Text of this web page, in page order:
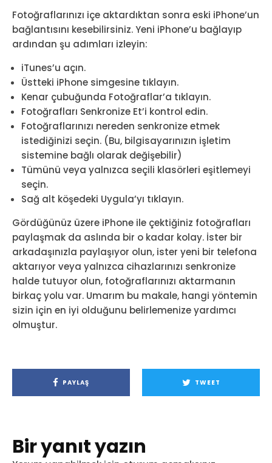
Fotoğraflarınızı içe aktardıktan sonra eski iPhone’un
bağlantısını kesebilirsiniz. Yeni iPhone’u bağlayıp
ardından şu adımları izleyin:
iTunes’u açın.
Üstteki iPhone simgesine tıklayın.
Kenar çubuğunda Fotoğraflar’a tıklayın.
Fotoğrafları Senkronize Et’i kontrol edin.
Fotoğraflarınızı nereden senkronize etmek
istediğinizi seçin. (Bu, bilgisayarınızın işletim
sistemine bağlı olarak değişebilir)
Tümünü veya yalnızca seçili klasörleri eşitlemeyi
seçin.
Sağ alt köşedeki Uygula’yı tıklayın.
Gördüğünüz üzere iPhone ile çektiğiniz fotoğrafları
paylaşmak da aslında bir o kadar kolay. İster bir
arkadaşınızla paylaşıyor olun, ister yeni bir telefona
aktarıyor veya yalnızca cihazlarınızı senkronize
halde tutuyor olun, fotoğraflarınızı aktarmanın
birkaç yolu var. Umarım bu makale, hangi yöntemin
sizin için en iyi olduğunu belirlemenize yardımcı
olmuştur.
PAYLAŞ TWEET
Bir yanıt yazın